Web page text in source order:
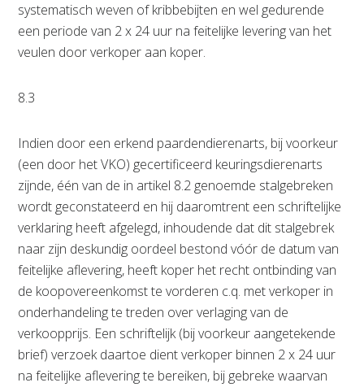
systematisch weven of kribbebijten en wel gedurende
een periode van 2 x 24 uur na feitelijke levering van het
veulen door verkoper aan koper.
8.3
Indien door een erkend paardendierenarts, bij voorkeur
(een door het VKO) gecertificeerd keuringsdierenarts
zijnde, één van de in artikel 8.2 genoemde stalgebreken
wordt geconstateerd en hij daaromtrent een schriftelijke
verklaring heeft afgelegd, inhoudende dat dit stalgebrek
naar zijn deskundig oordeel bestond vóór de datum van
feitelijke aflevering, heeft koper het recht ontbinding van
de koopovereenkomst te vorderen c.q. met verkoper in
onderhandeling te treden over verlaging van de
verkoopprijs. Een schriftelijk (bij voorkeur aangetekende
brief) verzoek daartoe dient verkoper binnen 2 x 24 uur
na feitelijke aflevering te bereiken, bij gebreke waarvan